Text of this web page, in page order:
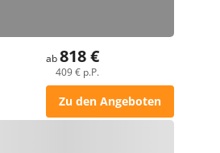
ab818 €
409 € p.P.
Zu den Angeboten